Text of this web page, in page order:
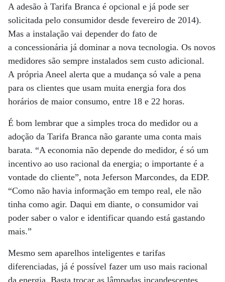
A adesão à Tarifa Branca é opcional e já pode ser
solicitada pelo consumidor desde fevereiro de 2014).
Mas a instalação vai depender do fato de
a concessionária já dominar a nova tecnologia. Os novos
medidores são sempre instalados sem custo adicional.
A própria Aneel alerta que a mudança só vale a pena
para os clientes que usam muita energia fora dos
horários de maior consumo, entre 18 e 22 horas.
É bom lembrar que a simples troca do medidor ou a
adoção da Tarifa Branca não garante uma conta mais
barata. “A economia não depende do medidor, é só um
incentivo ao uso racional da energia; o importante é a
vontade do cliente”, nota Jeferson Marcondes, da EDP.
“Como não havia informação em tempo real, ele não
tinha como agir. Daqui em diante, o consumidor vai
poder saber o valor e identificar quando está gastando
mais.”
Mesmo sem aparelhos inteligentes e tarifas
diferenciadas, já é possível fazer um uso mais racional
da energia. Basta trocar as lâmpadas incandescentes